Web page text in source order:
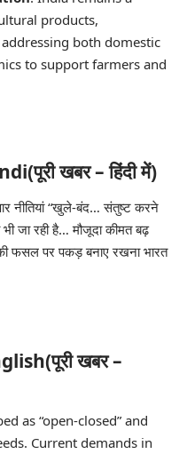
products,
both domestic
to support farmers and
खबर – हिंदी में)
नीतियां “खुले-बंद… संतुष्ट करने
जा रही है… मौजूदा कीमत बढ़
फसल पर पकड़ बनाए रखनाभारत
खबर –
as “open-closed” and
Current demands in